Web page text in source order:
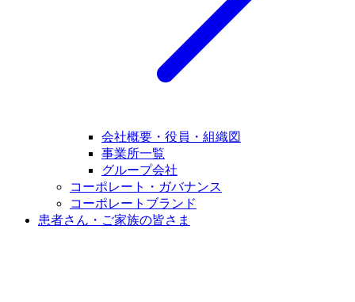
会社概要・役員・組織図
事業所一覧
グループ会社
コーポレート・ガバナンス
コーポレートブランド
患者さん・ご家族の皆さま